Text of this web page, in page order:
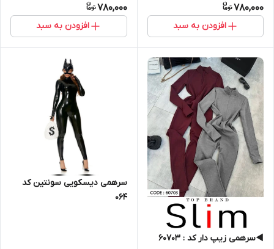
780,000
افزودن به سبد
780,000
افزودن به سبد
◀️سرهمی زیپ دار کد : 60703
سرهمی دیسکویی سونتین کد
064